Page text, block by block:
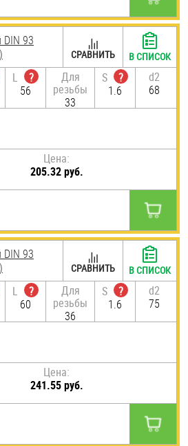
93
L
?
56
Для
резьбы
33
S
?
1.6
d2
68
Цена:
205.32 руб.
СРАВНИТЬ В СПИСОК
93
L
?
60
Для
резьбы
36
S
?
1.6
d2
75
Цена:
241.55 руб.
СРАВНИТЬ В СПИСОК